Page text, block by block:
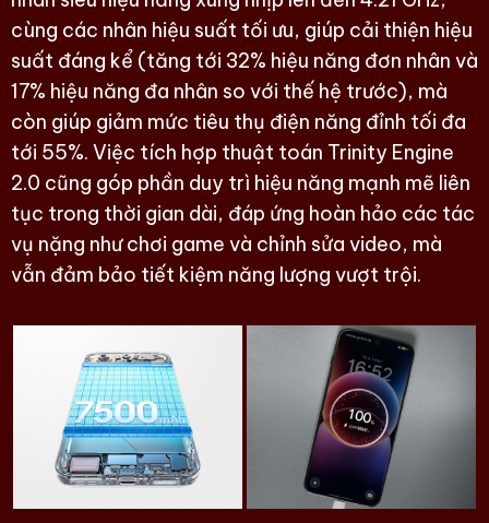
cùng các nhân hiệu suất tối ưu, giúp cải thiện hiệu
suất đáng kể (tăng tới 32% hiệu năng đơn nhân và
17% hiệu năng đa nhân so với thế hệ trước), mà
còn giúp giảm mức tiêu thụ điện năng đỉnh tối đa
tới 55%. Việc tích hợp thuật toán Trinity Engine
2.0 cũng góp phần duy trì hiệu năng mạnh mẽ liên
tục trong thời gian dài, đáp ứng hoàn hảo các tác
vụ nặng như chơi game và chỉnh sửa video, mà
vẫn đảm bảo tiết kiệm năng lượng vượt trội.